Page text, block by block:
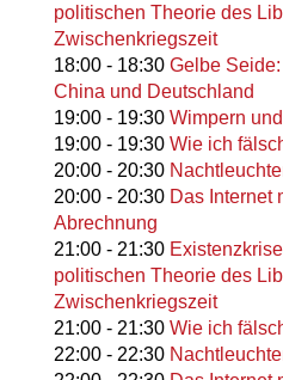
politischen Theorie des
Zwischenkriegszeit
18:00- 18:30 Gelbe
China und Deutschland
19:00- 19:30 Wimpern
19:00- 19:30 Wie ich
20:00- 20:30
20:00- 20:30 Das Internet
Abrechnung
21:00- 21:30
politischen Theorie des
Zwischenkriegszeit
21:00- 21:30 Wie ich
22:00- 22:30